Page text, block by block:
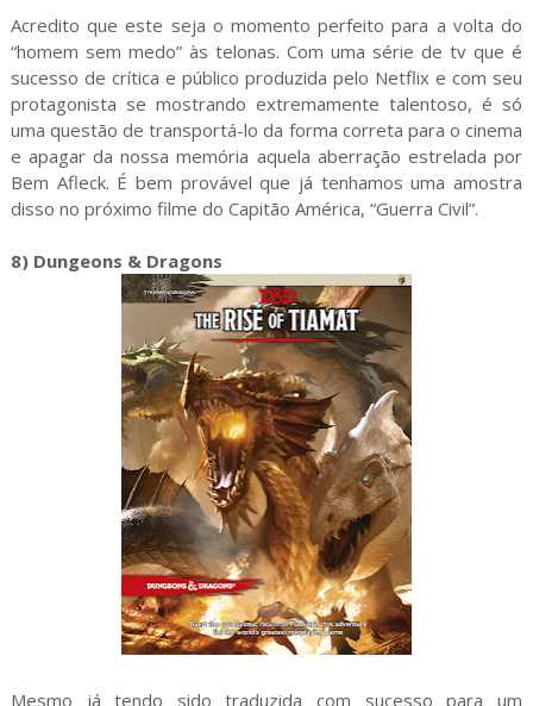
Acredito que este seja o momento perfeito para a volta do
“homem sem medo” às telonas. Com uma série de tv que é
sucesso de crítica e público produzida pelo Netflix e com seu
protagonista se mostrando extremamente talentoso, é só
uma questão de transportá-lo da forma correta para o cinema
e apagar da nossa memória aquela aberração estrelada por
Bem Afleck. É bem provável que já tenhamos uma amostra
disso no próximo filme do Capitão América, “Guerra Civil”.
8) Dungeons & Dragons
Mesmo já tendo sido traduzida com sucesso para um